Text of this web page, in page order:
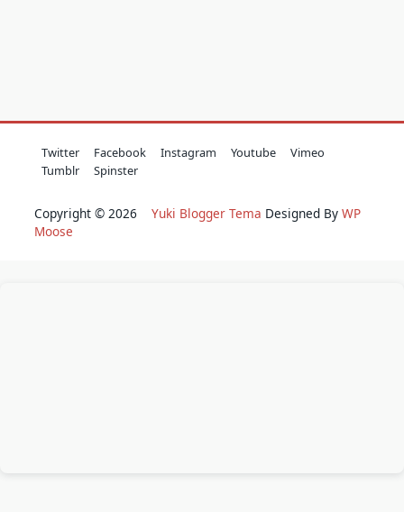
Twitter Facebook Instagram Youtube
Vimeo
Tumblr
Spinster
Copyright © 2026 Yuki Blogger Tema Designed By WP
Moose